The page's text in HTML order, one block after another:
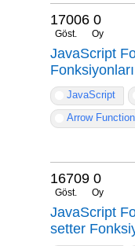
17006
Göst.
0
Oy
JavaScript
Fonksiyonları
JavaScript
Arrow
16709
Göst.
0
Oy
JavaScript
setter